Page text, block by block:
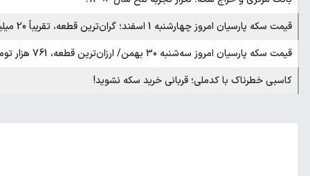
قیمت سکه پارسیان امروز چهارشنبه 1 اسفند؛ گران‌ترین قطعه، تقریباً 20 میلیون
قیمت سکه پارسیان امروز سه‌شنبه ۳۰ بهمن/ ارزان‌ترین قطعه، 761 هزار تومان
کاسبی خطرناک با کدملی؛ قربانی خرید سکه نشوید!